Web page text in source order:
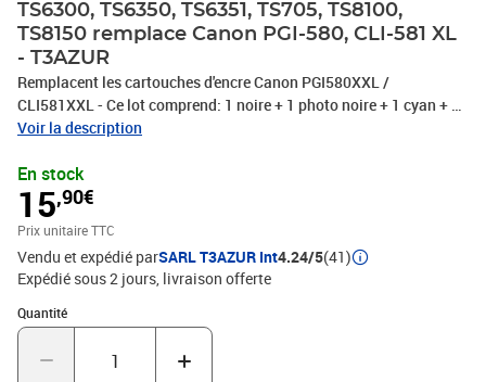
TS6300, TS6350, TS6351, TS705, TS8100,
TS8150 remplace Canon PGI-580, CLI-581 XL
- T3AZUR
Remplacent les cartouches d'encre Canon PGI580XXL /
CLI581XXL - Ce lot comprend: 1 noire + 1 photo noire + 1 cyan + 1
magenta + 1 jaune - Volume: 28,5ml + 12,5 ml avec un rendement
9001/14001, STMC, CE, ROHS - 100% Compatible - Encre de haute
qualité qui garantie une excellence qualité d'impression - Marque
T3AZUR
Voir la description
En stock
15,90€
Prix unitaire TTC
Vendu et expédié parSARL T3AZUR Int4.24/5(41)
Expédié sous 2 jours livraison offerte
Quantité
Quantité : 1